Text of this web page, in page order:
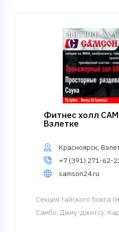
Фитнес холл
Взлетке
Красноярск,
+7 (391) 271-62-
samson24.ru
Cекция тайского бокса
Самбо; Джиу-джитсу;